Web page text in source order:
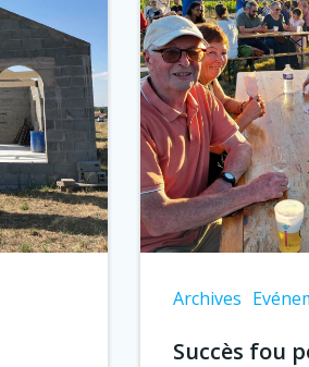
Archives
Succès fou